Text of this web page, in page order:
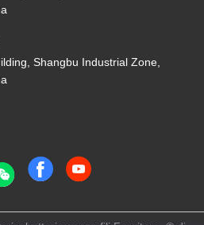
Shangbu Industrial Zone,